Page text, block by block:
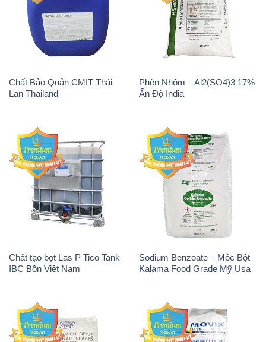
Chất Bảo Quản CMIT Thái
Lan Thailand
Phèn Nhôm – Al2(SO4)3 17%
Ấn Độ India
Chất tạo bọt Las P Tico Tank
IBC Bồn Việt Nam
Sodium Benzoate – Mốc Bột
Kalama Food Grade Mỹ Usa